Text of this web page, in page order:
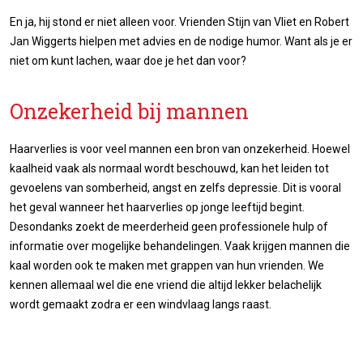
En ja, hij stond er niet alleen voor. Vrienden Stijn van Vliet en Robert
Jan Wiggerts hielpen met advies en de nodige humor. Want als je er
niet om kunt lachen, waar doe je het dan voor?
Onzekerheid bij mannen
Haarverlies is voor veel mannen een bron van onzekerheid. Hoewel
kaalheid vaak als normaal wordt beschouwd, kan het leiden tot
gevoelens van somberheid, angst en zelfs depressie. Dit is vooral
het geval wanneer het haarverlies op jonge leeftijd begint.
Desondanks zoekt de meerderheid geen professionele hulp of
informatie over mogelijke behandelingen. Vaak krijgen mannen die
kaal worden ook te maken met grappen van hun vrienden. We
kennen allemaal wel die ene vriend die altijd lekker belachelijk
wordt gemaakt zodra er een windvlaag langs raast.